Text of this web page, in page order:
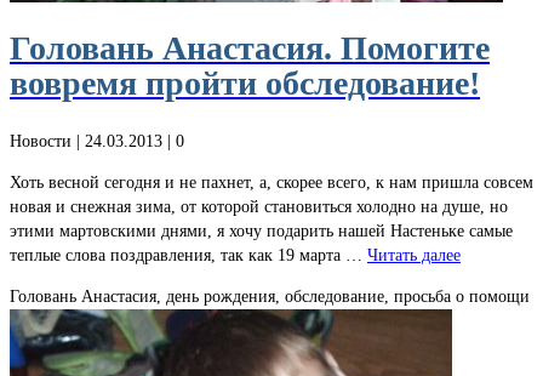
Головань Анастасия. Помогите
вовремя пройти обследование!
Новости | 24.03.2013 | 0
Хоть весной сегодня и не пахнет, а, скорее всего, к нам пришла совсем
новая и снежная зима, от которой становиться холодно на душе, но
этими мартовскими днями, я хочу подарить нашей Настеньке самые
теплые слова поздравления, так как 19 марта … Читать далее
Головань Анастасия, день рождения, обследование, просьба о помощи